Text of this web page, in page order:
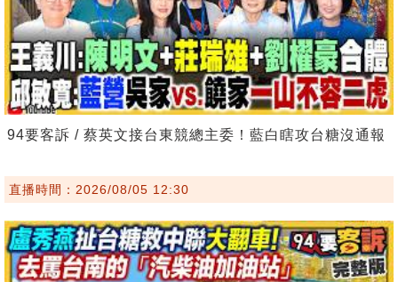
94要客訴 / 蔡英文接台東競總主委！藍白瞎攻台糖沒通報
直播時間：2026/08/05 12:30